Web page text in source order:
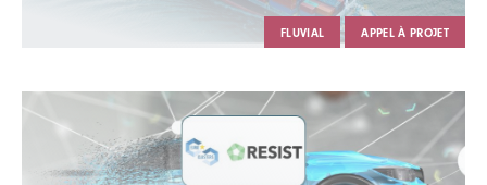
FLUVIAL APPEL À PROJET